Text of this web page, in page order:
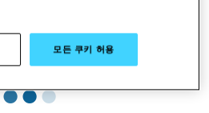
●●●
모든 쿠키 허용